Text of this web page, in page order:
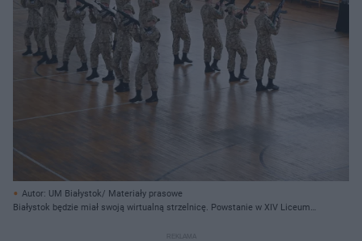
Autor: UM Białystok/ Materiały prasowe
Białystok będzie miał swoją wirtualną strzelnicę. Powstanie w XIV Liceum